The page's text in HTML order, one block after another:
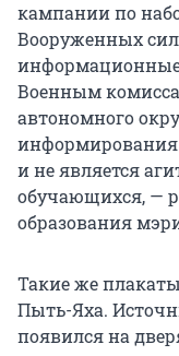
кампании по
Вооруженных
Военным
автономного
информирования
и не является
обучающихся, —
образования
Такие же
Пыть-Яха.
появился на